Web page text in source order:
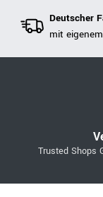
Deutscher
mit
Trusted Shops